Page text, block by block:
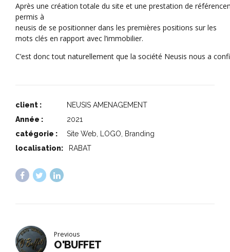
Après une création totale du site et une prestation de
permis à
neusis de se positionner dans les premières positions sur les
mots clés en rapport avec l’immobilier.
C’est donc tout naturellement que la société Neusis nous a
client :
NEUSIS AMENAGEMENT
Année :
2021
catégorie :
Site Web, LOGO, Branding
localisation:
RABAT
Previous
O'BUFFET